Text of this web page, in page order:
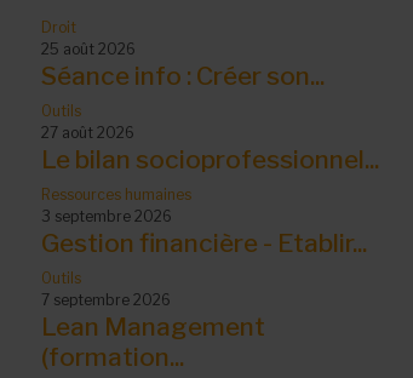
Droit
25 août 2026
Séance info : Créer son...
Outils
27 août 2026
Le bilan socioprofessionnel...
Ressources humaines
3 septembre 2026
Gestion financière - Etablir...
Outils
7 septembre 2026
Lean Management
(formation...